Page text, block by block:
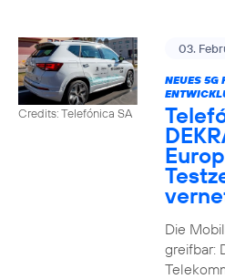
Credits: Telefónica SA
03.
NEUES 5G
Die
greifbar: